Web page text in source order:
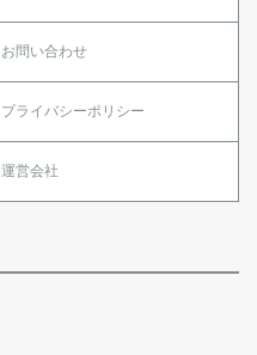
お問い合わせ
プライバシーポリシー
運営会社